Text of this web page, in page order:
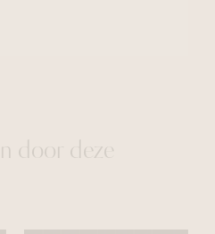
door deze